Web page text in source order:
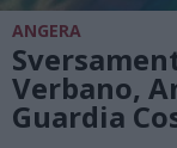
ANGERA
Verbano,
Guardia